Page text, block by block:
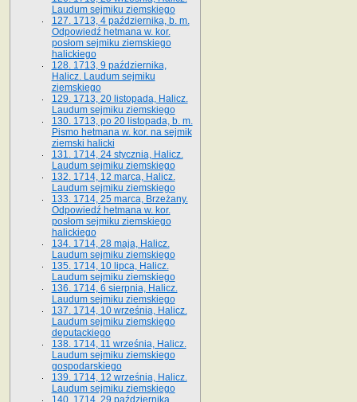
Laudum sejmiku ziemskiego
127. 1713, 4 października, b. m.
Odpowiedź hetmana w. kor.
posłom sejmiku ziemskiego
halickiego
128. 1713, 9 października,
Halicz. Laudum sejmiku
ziemskiego
129. 1713, 20 listopada, Halicz.
Laudum sejmiku ziemskiego
130. 1713, po 20 listopada, b. m.
Pismo hetmana w. kor. na sejmik
ziemski halicki
131. 1714, 24 stycznia, Halicz.
Laudum sejmiku ziemskiego
132. 1714, 12 marca, Halicz.
Laudum sejmiku ziemskiego
133. 1714, 25 marca, Brzeżany.
Odpowiedź hetmana w. kor.
posłom sejmiku ziemskiego
halickiego
134. 1714, 28 maja, Halicz.
Laudum sejmiku ziemskiego
135. 1714, 10 lipca, Halicz.
Laudum sejmiku ziemskiego
136. 1714, 6 sierpnia, Halicz.
Laudum sejmiku ziemskiego
137. 1714, 10 września, Halicz.
Laudum sejmiku ziemskiego
deputackiego
138. 1714, 11 września, Halicz.
Laudum sejmiku ziemskiego
gospodarskiego
139. 1714, 12 września, Halicz.
Laudum sejmiku ziemskiego
140. 1714, 29 października,